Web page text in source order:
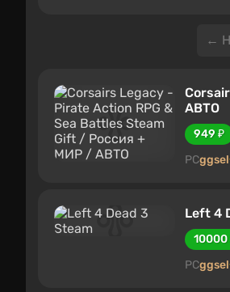
←
АВТО
949 ₽
PCggsel
Left 4
10000
PCggsel